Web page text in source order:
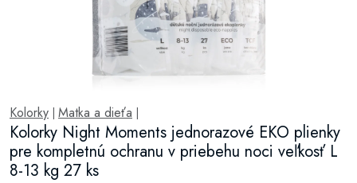
Kolorky Matka a dieťa
Kolorky Night Moments jednorazové EKO plienky
pre kompletnú ochranu v priebehu noci veľkosť L
8-13 kg 27 ks